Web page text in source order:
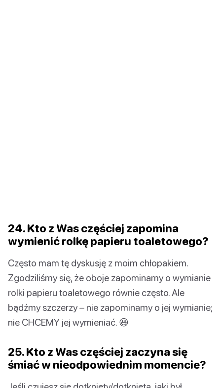
24. Kto z Was częściej zapomina
wymienić rolkę papieru toaletowego?
Często mam tę dyskusję z moim chłopakiem.
Zgodziliśmy się, że oboje zapominamy o wymianie
rolki papieru toaletowego równie często. Ale
bądźmy szczerzy – nie zapominamy o jej wymianie;
nie CHCEMY jej wymieniać. 😆
25. Kto z Was częściej zaczyna się
śmiać w nieodpowiednim momencie?